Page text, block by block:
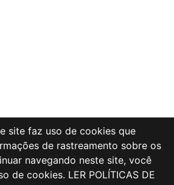
site faz uso de cookies que
de rastreamento sobre os
navegando neste site, você
de cookies. LER POLÍTICAS DE